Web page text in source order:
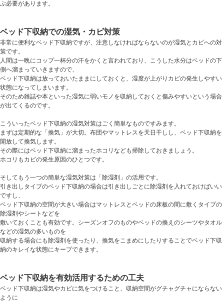
ぶ必要があります。
ベッド下収納での湿気・カビ対策
非常に便利なベッド下収納ですが、注意しなければならないのが湿気とカビへの対
策です。
人間は一晩にコップ一杯分の汗をかくと言われており、こうした水分はベッドの下
側へ溜まっていきますので、
ベッド下収納は放っておいたままにしておくと、湿度が上がりカビの発生しやすい
状態になってしまいます。
そのため雑誌や本といった湿気に弱いモノを収納しておくと傷みやすいという場合
が出てくるのです。
こういったベッド下収納の湿気対策はごく簡単なものですみます。
まずは定期的な「換気」が大切。布団やマットレスを天日干しし、ベッド下収納を
開放して換気します。
その際にはベッド下収納に溜まったホコリなども掃除しておきましょう。
ホコリもカビの発生原因のひとつです。
そしてもう一つの簡単な湿気対策は「除湿剤」の活用です。
引き出しタイプのベッド下収納の場合は引き出しごとに除湿剤を入れておけばいい
ですし、
ベッド下収納の空間が大きい場合はマットレスとベッドの床板の間に敷くタイプの
除湿剤やシートなどを
敷いておくことも有効です。シーズンオフのものやベッドの換えのシーツやタオル
などの湿気の多いものを
収納する場合にも除湿剤を使ったり、換気をこまめにしたりすることでベッド下収
納のキレイな状態にキープできます。
ベッド下収納を有効活用するための工夫
ベッド下収納は湿気やカビに気をつけること、収納空間がグチャグチャにならない
ように